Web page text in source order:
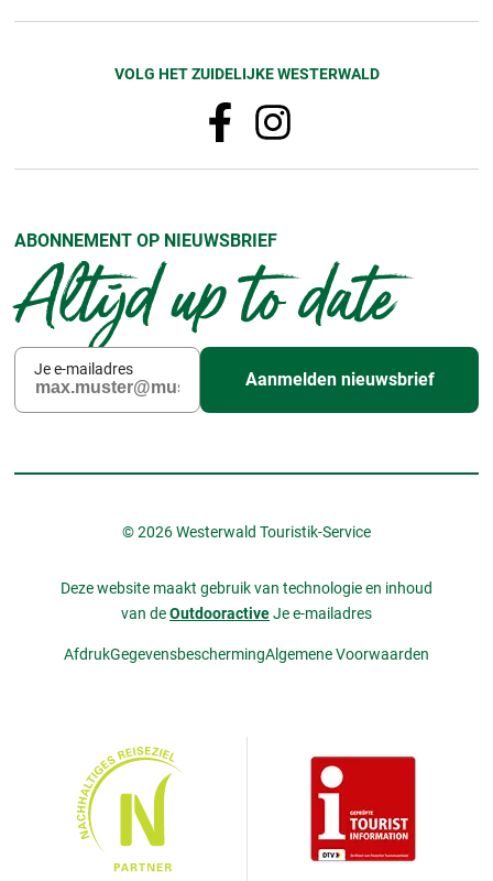
VOLG HET ZUIDELIJKE WESTERWALD
ABONNEMENT OP NIEUWSBRIEF
Altijd up to date
Je e-mailadres
Aanmelden nieuwsbrief
© 2026 Westerwald Touristik-Service
Deze website maakt gebruik van technologie en inhoud
van deOutdooractiveJe e-mailadres
AfdrukGegevensbeschermingAlgemene Voorwaarden